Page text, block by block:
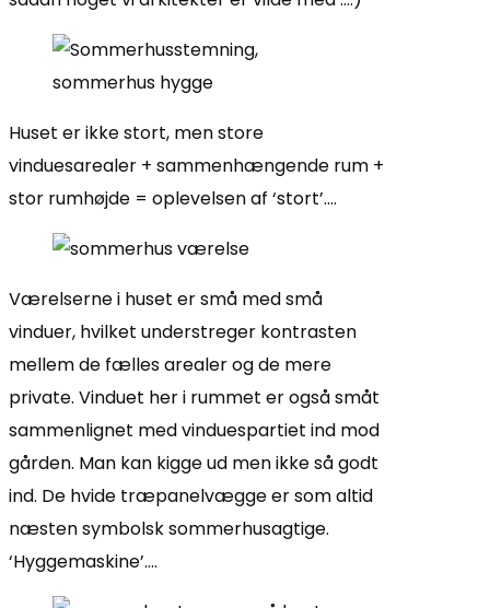
Huset er ikke stort, men store
vinduesarealer + sammenhængende rum +
stor rumhøjde = oplevelsen af ‘stort’….
Værelserne i huset er små med små
vinduer, hvilket understreger kontrasten
mellem de fælles arealer og de mere
private. Vinduet her i rummet er også småt
sammenlignet med vinduespartiet ind mod
gården. Man kan kigge ud men ikke så godt
ind. De hvide træpanelvægge er som altid
næsten symbolsk sommerhusagtige.
‘Hyggemaskine’….